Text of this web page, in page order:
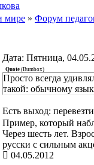
мире » Форум
Дата: Пятница,
Quote (Bumbox)
Просто всегда
такой: обычному
Есть выход:
Пример, который
Через шесть лет.
русски с сильным
04.05.2012